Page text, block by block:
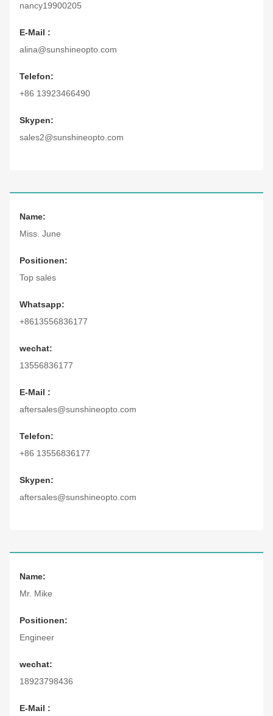
nancy19900205
E-Mail :
alina@sunshineopto.com
Telefon:
+86 13923466490
Skypen:
sales2@sunshineopto.com
Name:
Miss. June
Positionen:
Top sales
Whatsapp:
+8613556836177
wechat:
13556836177
E-Mail :
aftersales@sunshineopto.com
Telefon:
+86 13556836177
Skypen:
aftersales@sunshineopto.com
Name:
Mr. Mike
Positionen:
Engineer
wechat:
18923798436
E-Mail :